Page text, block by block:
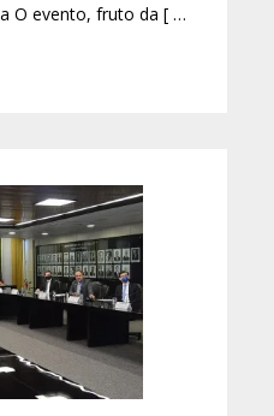
O evento, fruto da [ …